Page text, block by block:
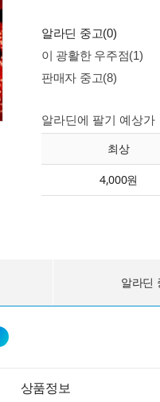
알라딘 중고(0)
이 광활한 우주점(1)
판매자 중고(8)
알라딘에 팔기 예상가
최상
4,000원
알라딘
상품정보